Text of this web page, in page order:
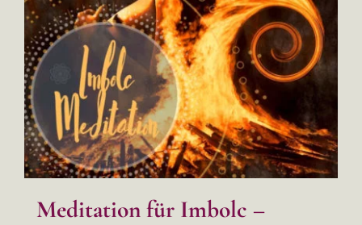
Meditation für Imbolc –